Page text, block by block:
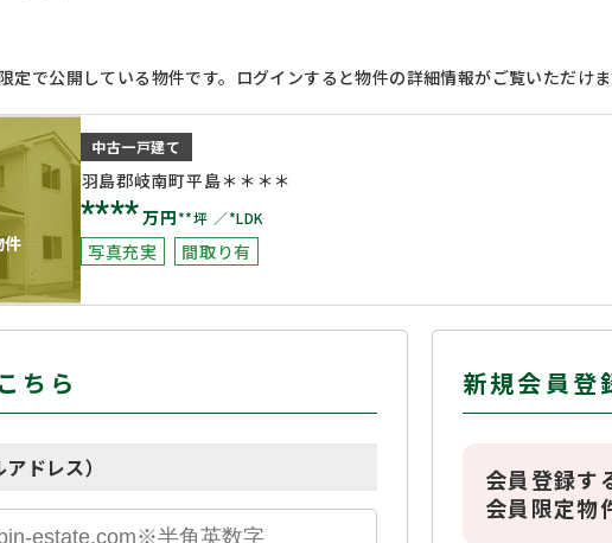
定で公開している物件です。ログインすると物件の詳細情報がご覧いただけま
件
中古一戸建て
羽島郡岐南町平島＊＊＊＊
****万円**坪 *LDK
写真充実 間取り有
ちら
ドレス）
新規会員登
会員登録す
会員限定物